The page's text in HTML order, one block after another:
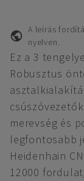
A leírás
nyelven.
Ez a 3
Robusztus
merevség és
legfontosabb
Heidenhain
12000